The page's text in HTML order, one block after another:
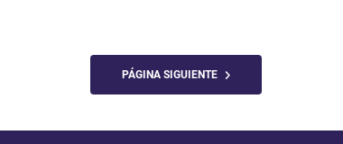
PÁGINA SIGUIENTE